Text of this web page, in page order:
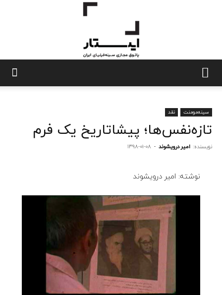
سینه‌مومنت نقد
تازه‌نفس‌ها؛ پیشاتاریخ یک فرم
نویسنده: امیر درویشوند - ۱۳۹۸-۰۱-۰۸
نوشته: امیر درویشوند